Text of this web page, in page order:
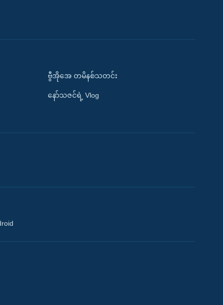
ဗွီအိုအေ တမိနစ်သတင်း
နော်သဇင်ရဲ့ Vlog